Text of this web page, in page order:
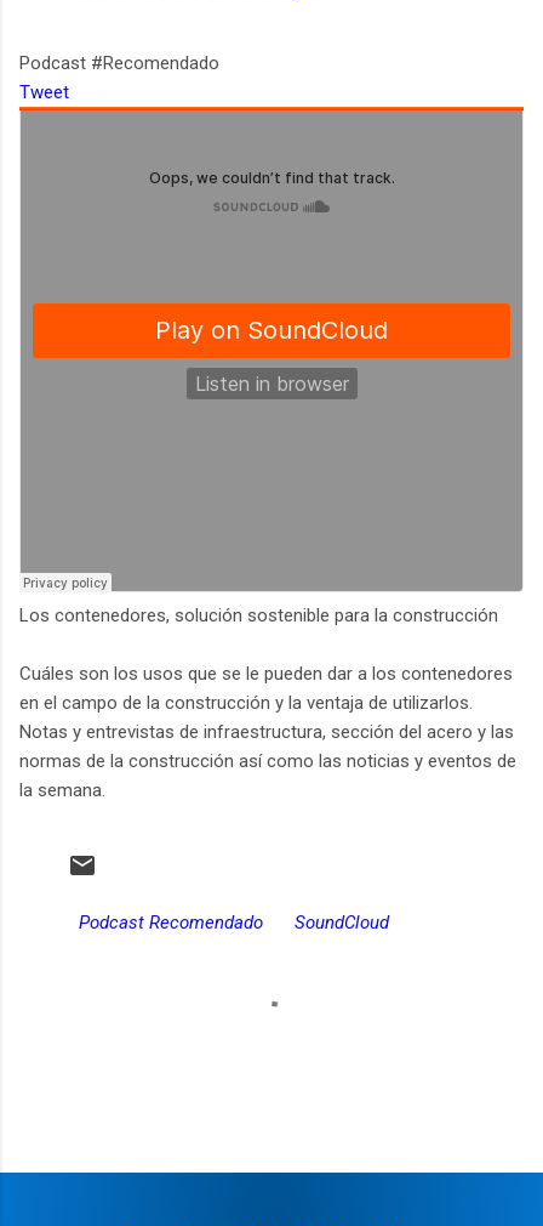
Podcast #Recomendado
Tweet
Los contenedores, solución sostenible para la construcción
Cuáles son los usos que se le pueden dar a los contenedores
en el campo de la construcción y la ventaja de utilizarlos.
Notas y entrevistas de infraestructura, sección del acero y las
normas de la construcción así como las noticias y eventos de
la semana.
Podcast Recomendado SoundCloud